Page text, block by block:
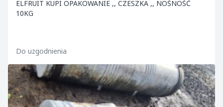
ELFRUIT KUPI OPAKOWANIE ,, CZESZKA ,, NOŚNOŚĆ
10KG
Do uzgodnienia